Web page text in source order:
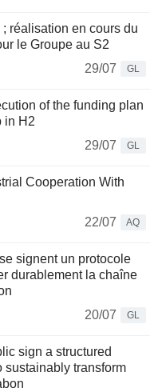
réalisation en cours du
le Groupe au S2
29/07
GL
of the funding plan
in H2
29/07
GL
Cooperation With
22/07
AQ
signent un protocole
durablement la chaîne
20/07
GL
sign a structured
sustainably transform